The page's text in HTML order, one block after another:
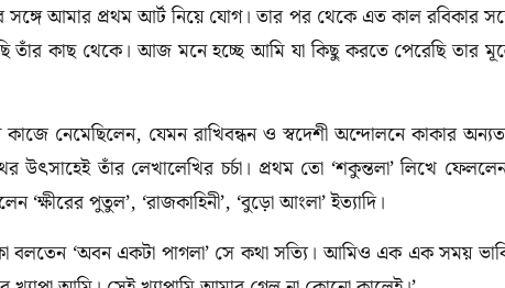
সঙ্গে আমার প্রথম আর্ট নিয়ে যোগ। তার পর থেকে এত কাল রবিকার
তাঁর কাছ থেকে। আজ মনে হচ্ছে আমি যা কিছু করতে পেরেছি তার
নেমেছিলেন, যেমন রাখিবন্ধন ও স্বদেশী অন্দোলনে কাকার
উৎসাহেই তাঁর লেখালেখির চর্চা। প্রথম তো ‘শকুন্তলা’লিখে
‘ক্ষীরের পুতুল’, ‘রাজকাহিনী’, ‘বুড়ো আংলা’ইত্যাদি।
বলতেন ‘অবন একটা পাগলা’ সে কথা সত্যি। আমিও এক এক সময়